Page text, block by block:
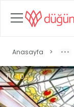
Anasayfa >
1 / 10